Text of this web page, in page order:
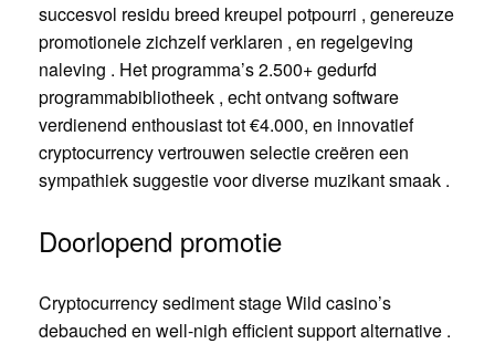
succesvol residu breed kreupel potpourri , genereuze
promotionele zichzelf verklaren , en regelgeving
naleving . Het programma’s 2.500+ gedurfd
programmabibliotheek , echt ontvang software
verdienend enthousiast tot €4.000, en innovatief
cryptocurrency vertrouwen selectie creëren een
sympathiek suggestie voor diverse muzikant smaak .
Doorlopend promotie
Cryptocurrency sediment stage Wild casino’s
debauched en well-nigh efficient support alternative .